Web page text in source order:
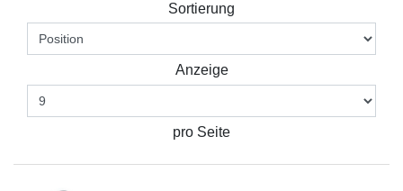
Sortierung
Anzeige
pro Seite